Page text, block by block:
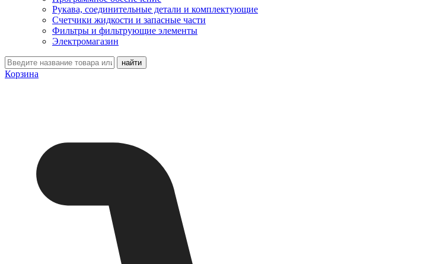
Рукава, соединительные детали и комплектующие
Счетчики жидкости и запасные части
Фильтры и фильтрующие элементы
Электромагазин
Корзина